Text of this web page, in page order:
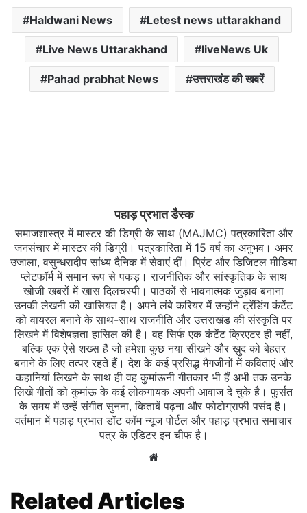
Haldwani News Letest news uttarakhand
Live News Uttarakhand liveNews Uk
Pahad prabhat News उत्तराखंड की खबरें
पहाड़ प्रभात डैस्क
समाजशास्त्र में मास्टर की डिग्री के साथ (MAJMC) पत्रकारिता और
जनसंचार में मास्टर की डिग्री। पत्रकारिता में 15 वर्ष का अनुभव। अमर
उजाला, वसुन्धरादीप सांध्य दैनिक में सेवाएं दीं। प्रिंट और डिजिटल मीडिया
प्लेटफॉर्म में समान रूप से पकड़। राजनीतिक और सांस्कृतिक के साथ
खोजी खबरों में खास दिलचस्‍पी। पाठकों से भावनात्मक जुड़ाव बनाना
उनकी लेखनी की खासियत है। अपने लंबे करियर में उन्होंने ट्रेंडिंग कंटेंट
को वायरल बनाने के साथ-साथ राजनीति और उत्तराखंड की संस्कृति पर
लिखने में विशेषज्ञता हासिल की है। वह सिर्फ एक कंटेंट क्रिएटर ही नहीं,
बल्कि एक ऐसे शख्स हैं जो हमेशा कुछ नया सीखने और ख़ुद को बेहतर
बनाने के लिए तत्पर रहते हैं। देश के कई प्रसिद्ध मैगजीनों में कविताएं और
कहानियां लिखने के साथ ही वह कुमांऊनी गीतकार भी हैं अभी तक उनके
लिखे गीतों को कुमांऊ के कई लोकगायक अपनी आवाज दे चुके है। फुर्सत
के समय में उन्हें संगीत सुनना, किताबें पढ़ना और फोटोग्राफी पसंद है।
वर्तमान में पहाड़ प्रभात डॉट कॉम न्यूज पोर्टल और पहाड़ प्रभात समाचार
पत्र के एडिटर इन चीफ है।
Website
Related Articles